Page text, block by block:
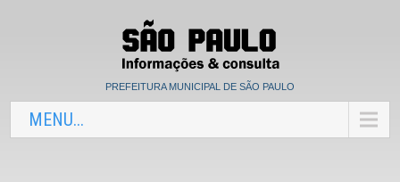
PREFEITURA MUNICIPAL DE SÃO PAULO
MENU...